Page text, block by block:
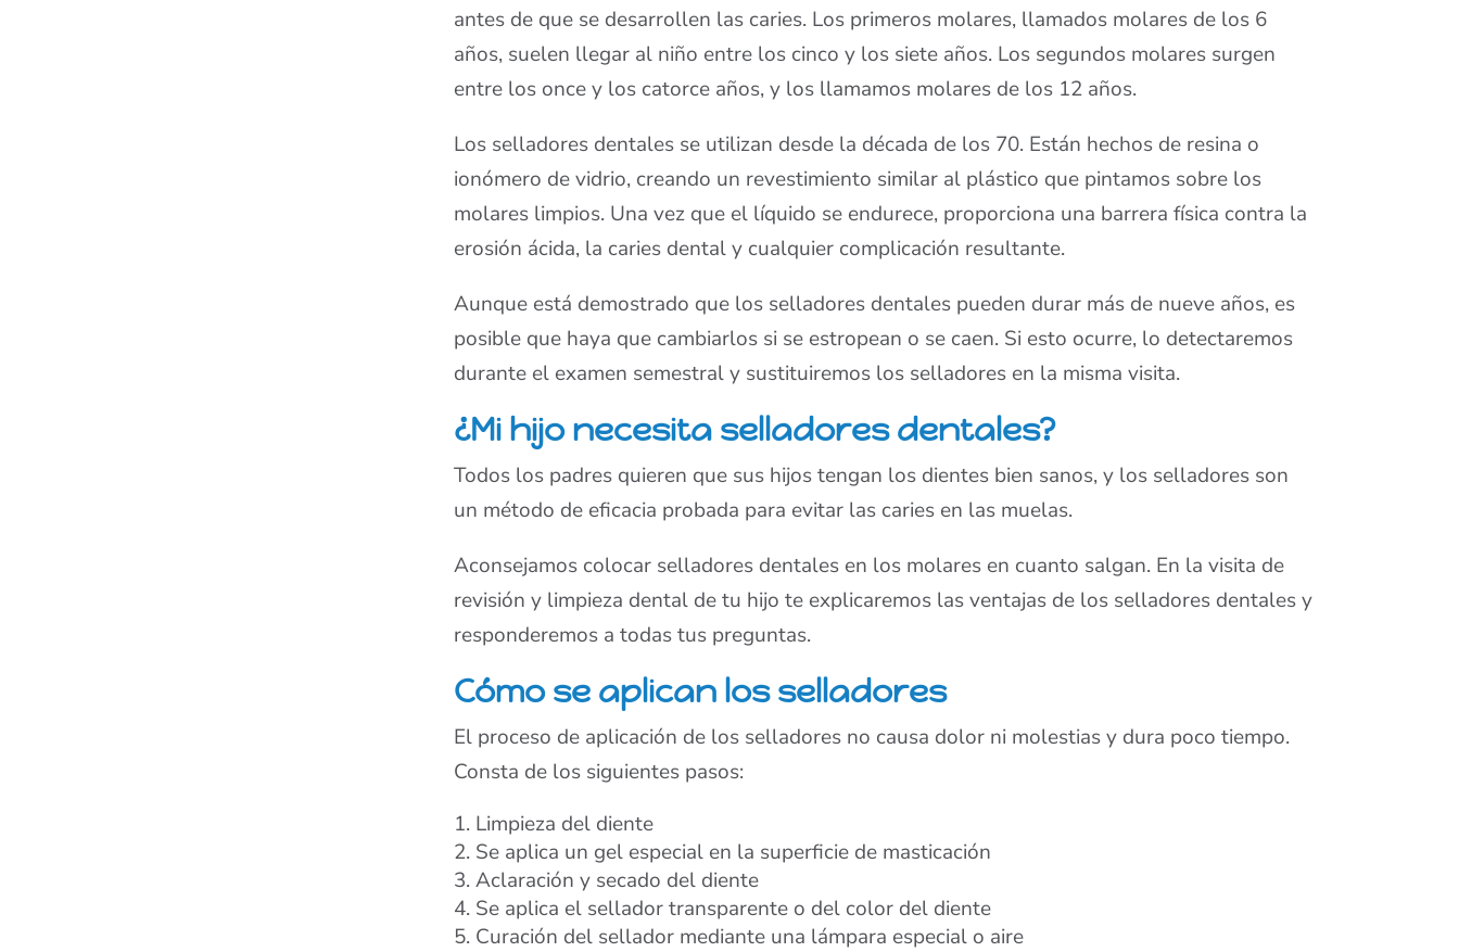
antes de que se desarrollen las caries. Los primeros molares, llamados molares de los 6
años, suelen llegar al niño entre los cinco y los siete años. Los segundos molares surgen
entre los once y los catorce años, y los llamamos molares de los 12 años.
Los selladores dentales se utilizan desde la década de los 70. Están hechos de resina o
ionómero de vidrio, creando un revestimiento similar al plástico que pintamos sobre los
molares limpios. Una vez que el líquido se endurece, proporciona una barrera física contra la
erosión ácida, la caries dental y cualquier complicación resultante.
Aunque está demostrado que los selladores dentales pueden durar más de nueve años, es
posible que haya que cambiarlos si se estropean o se caen. Si esto ocurre, lo detectaremos
durante el examen semestral y sustituiremos los selladores en la misma visita.
¿Mi hijo necesita selladores dentales?
Todos los padres quieren que sus hijos tengan los dientes bien sanos, y los selladores son
un método de eficacia probada para evitar las caries en las muelas.
Aconsejamos colocar selladores dentales en los molares en cuanto salgan. En la visita de
revisión y limpieza dental de tu hijo te explicaremos las ventajas de los selladores dentales y
responderemos a todas tus preguntas.
Cómo se aplican los selladores
El proceso de aplicación de los selladores no causa dolor ni molestias y dura poco tiempo.
Consta de los siguientes pasos:
Limpieza del diente
Se aplica un gel especial en la superficie de masticación
Aclaración y secado del diente
Se aplica el sellador transparente o del color del diente
Curación del sellador mediante una lámpara especial o aire